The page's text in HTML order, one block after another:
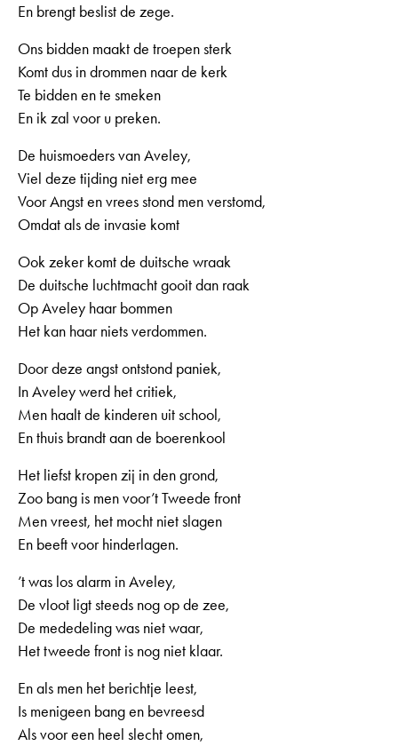
En brengt beslist de zege.
Ons bidden maakt de troepen sterk
Komt dus in drommen naar de kerk
Te bidden en te smeken
En ik zal voor u preken.
De huismoeders van Aveley,
Viel deze tijding niet erg mee
Voor Angst en vrees stond men verstomd,
Omdat als de invasie komt
Ook zeker komt de duitsche wraak
De duitsche luchtmacht gooit dan raak
Op Aveley haar bommen
Het kan haar niets verdommen.
Door deze angst ontstond paniek,
In Aveley werd het critiek,
Men haalt de kinderen uit school,
En thuis brandt aan de boerenkool
Het liefst kropen zij in den grond,
Zoo bang is men voor’t Tweede front
Men vreest, het mocht niet slagen
En beeft voor hinderlagen.
’t was los alarm in Aveley,
De vloot ligt steeds nog op de zee,
De mededeling was niet waar,
Het tweede front is nog niet klaar.
En als men het berichtje leest,
Is menigeen bang en bevreesd
Als voor een heel slecht omen,